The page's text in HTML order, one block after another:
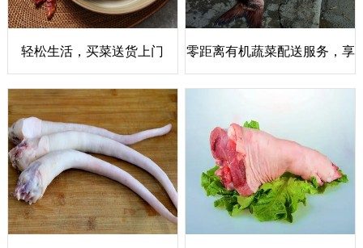
轻松生活，买菜送货上门 零距离有机蔬菜配送服务，享